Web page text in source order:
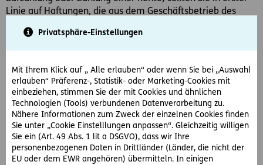
Privatsphäre-Einstellungen
Mit Ihrem Klick auf „ Alle erlauben“ oder wenn Sie bei „Auswahl
erlauben“ Präferenz-, Statistik- oder Marketing-Cookies mit
einbeziehen, stimmen Sie der mit Cookies und ähnlichen
Technologien (Tools) verbundenen Datenverarbeitung zu.
Nähere Informationen zum Zweck der einzelnen Cookies finden
Sie unter „Cookie Einstelllungen anpassen“. Gleichzeitig willigen
Sie ein (Art. 49 Abs. 1 lit a DSGVO), dass wir Ihre
personenbezogenen Daten in Drittländer (Länder, die nicht der
EU oder dem EWR angehören) übermitteln. In einigen
Linie auf Haftungen, die aus dem Geschäftsbetrieb des
Dabei handelt es sich um Verbindlichkeiten, die er bei
Übernahme kannte oder kennen musste, bis zur Höhe der
übernommenen Aktiva.
Für Abgabenrückstände nehmen Finanzamt und
Sozialversicherung die Haftung für Abgabenrückstände
häufig in Anspruch. Analysieren Sie den Betrieb genau, den
Sie übernehmen möchten.